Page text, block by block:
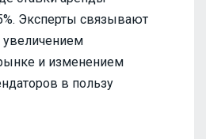
Эксперты связывают
увеличением
и изменением
в пользу